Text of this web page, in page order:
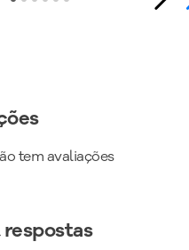
tem avaliações